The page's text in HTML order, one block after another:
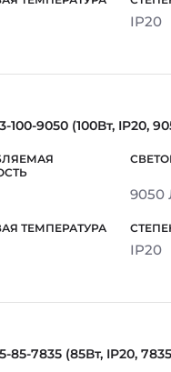
IP20
100-9050 (100Вт, IP20,
9050
IP20
85-7835 (85Вт, IP20,